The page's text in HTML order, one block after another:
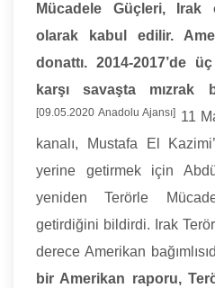
Mücadele Güçleri,
olarak kabul edilir.
donattı. 2014-2017’de
karşı savaşta mızrak
[09.05.2020 Anadolu Ajansı] 11
kanalı, Mustafa El
yerine getirmek için
yeniden Terörle
getirdiğini bildirdi. Irak
derece Amerikan
bir Amerikan raporu,